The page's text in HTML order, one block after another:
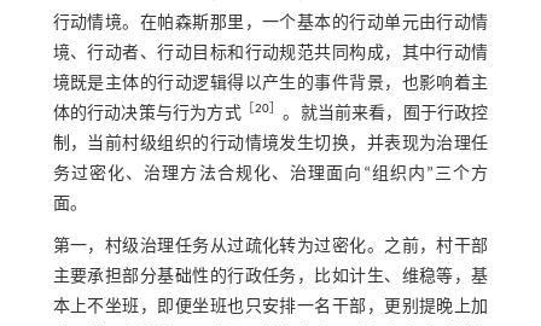
行动情境。在帕森斯那里，一个基本的行动单元由行动情
境、行动者、行动目标和行动规范共同构成，其中行动情
境既是主体的行动逻辑得以产生的事件背景，也影响着主
体的行动决策与行为方式［ 20］ 。就当前来看，囿于行政控
制，当前村级组织的行动情境发生切换，并表现为治理任
务过密化、治理方法合规化、治理面向“组织内”三个方
面。
第一，村级治理任务从过疏化转为过密化。之前，村干部
主要承担部分基础性的行政任务，比如计生、维稳等，基
本上不坐班，即便坐班也只安排一名干部，更别提晚上加